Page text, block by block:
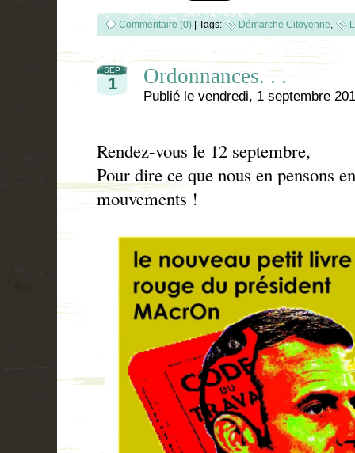
Commentaire (0) | Tags: Démarche Citoyenne
SEP
1 Ordonnances. . .
Publié le vendredi, 1 septembre
Rendez-vous le 12 septembre,
Pour dire ce que nous en pensons
mouvements !